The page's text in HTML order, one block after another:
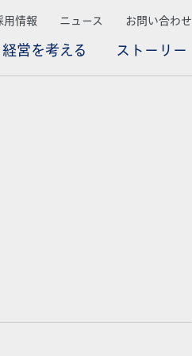
経営を考える ストーリー
用情報 ニュース お問い合わせ